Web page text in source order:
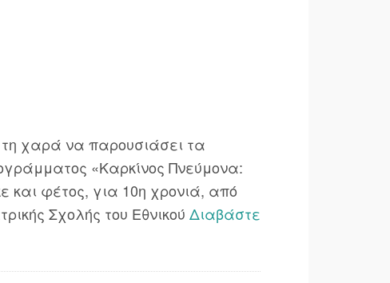
τη χαρά να παρουσιάσει τα
«Καρκίνος Πνεύμονα:
και φέτος, για 10η χρονιά, από
Σχολής του Εθνικού Διαβάστε